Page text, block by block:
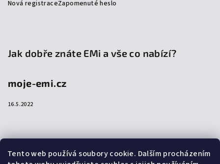
Tento web používá soubory cookie. Dalším procházením
Nová registraceZapomenuté heslo
Jak dobře znáte EMi a vše co nabízí?
moje-emi.cz
16.5.2022
Přijímáme online platby